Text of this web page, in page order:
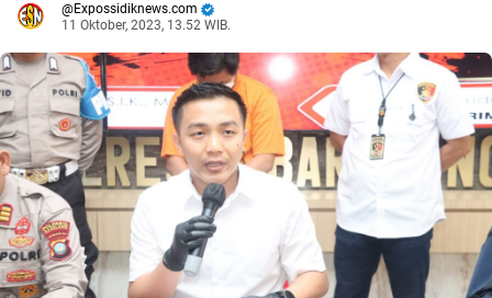
Expossidiknews.com
11 Oktober, 2023, 13.52 WIB.